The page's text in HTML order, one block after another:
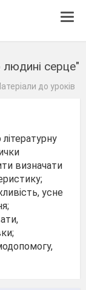
серце"
до уроків
визначати
усне